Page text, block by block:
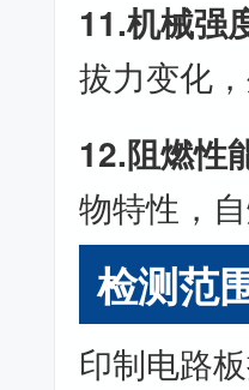
11.机械强
拔力变化
12.阻燃性
物特性，自
检测范
印制电路